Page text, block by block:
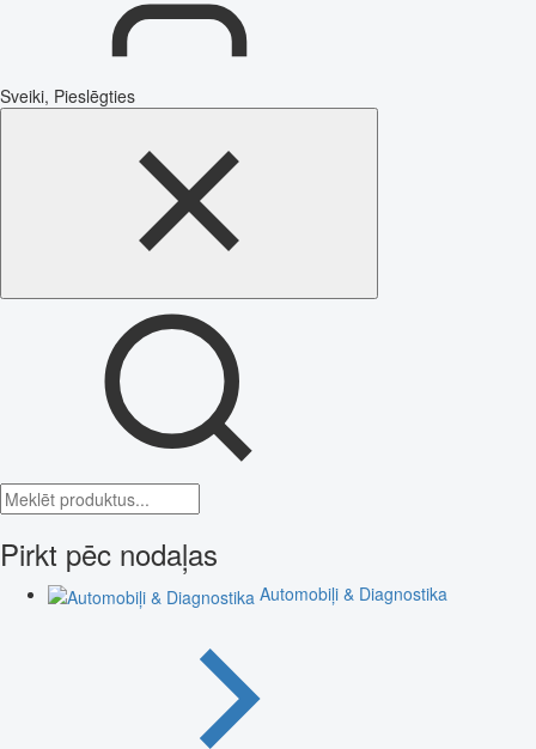
Sveiki, Pieslēgties
Pirkt pēc nodaļas
Automobiļi & Diagnostika